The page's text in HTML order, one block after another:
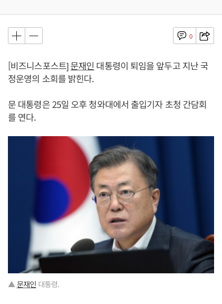
0
[비즈니스포스트]문재인 대통령이 퇴임을 앞두고 지난 국
정운영의 소회를 밝힌다.
문 대통령은 25일 오후 청와대에서 출입기자 초청 간담회
를 연다.
▲문재인 대통령.